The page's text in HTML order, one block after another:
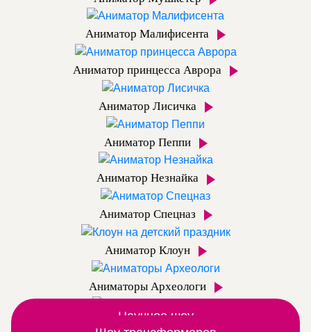
Аниматор Малифисента
Аниматор принцесса Аврора
Аниматор Лисичка
Аниматор Пеппи
Аниматор Незнайка
Аниматор Спецназ
Аниматор Клоун
Аниматоры Археологи
Научное шоу